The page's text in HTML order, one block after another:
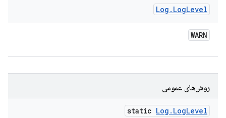
Log . LogLevel
WARN
روش‌های عمومی
static Log . LogLevel